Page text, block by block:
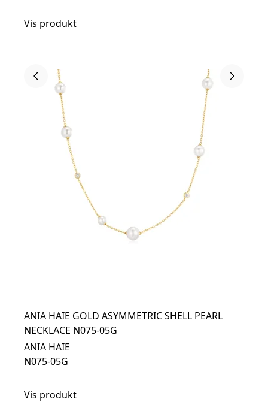
Vis produkt
ANIA HAIE GOLD ASYMMETRIC SHELL PEARL
NECKLACE N075-05G
ANIA HAIE
N075-05G
Vis produkt